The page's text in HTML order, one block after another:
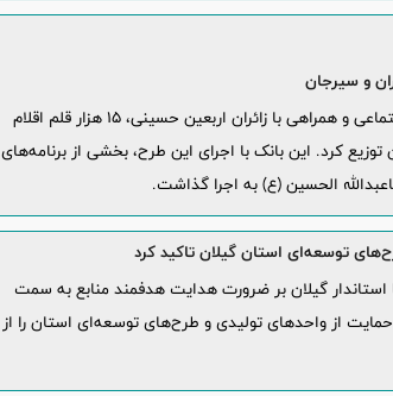
بانک گردشگری در راستای ایفای مسئولیت اجتماعی و همراهی با زائران اربعین حسینی، ۱۵ هزار قلم اقلام
کرد. این بانک با اجرای این طرح، بخشی از برنامه‌های
الحسین (ع) به اجرا گذاشت.
توسعه‌ای استان گیلان تاکید کرد
استاندار گیلان بر ضرورت هدایت هدفمند منابع به سمت
از واحدهای تولیدی و طرح‌های توسعه‌ای استان را از